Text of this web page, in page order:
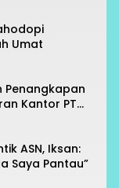
Umat
Penangkapan
Kantor PT
ASN, Iksan:
Saya Pantau”